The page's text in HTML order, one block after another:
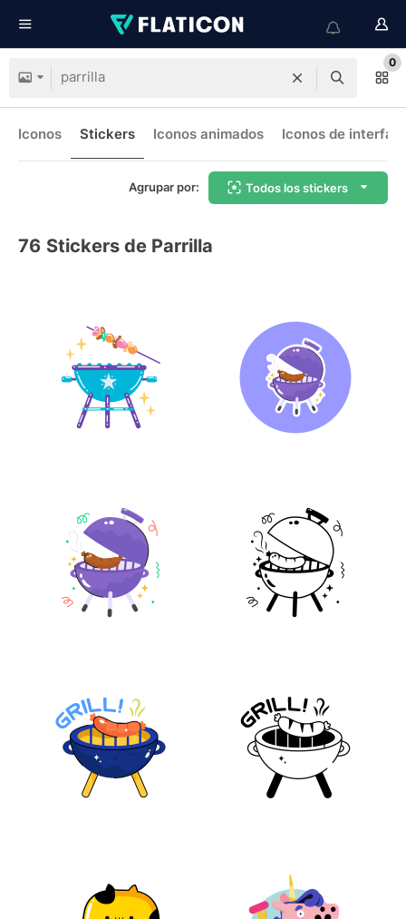
0
Iconos Stickers Iconos animados Iconos de interfaz
Agrupar por: Todos los stickers
76 Stickers de Parrilla